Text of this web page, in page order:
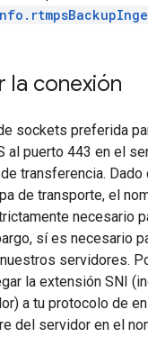
la conexión
sockets preferida
al puerto 443 en el
transferencia. Dado
de transporte, el
necesario
sí es necesario
servidores.
la extensión SNI
a tu protocolo de
del servidor en el